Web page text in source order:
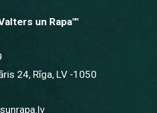
un Rapa""
24, Rīga, LV -1050